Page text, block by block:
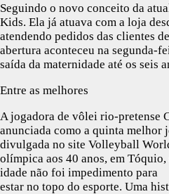
Seguindo o novo conceito da
Kids. Ela já atuava com a loja
atendendo pedidos das clientes
abertura aconteceu na segunda-
saída da maternidade até os seis
Entre as melhores
A jogadora de vôlei rio-pretense
anunciada como a quinta melhor
divulgada no site Volleyball
olímpica aos 40 anos, em
idade não foi impedimento para
estar no topo do esporte. Uma